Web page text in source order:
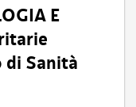
E
di Sanità